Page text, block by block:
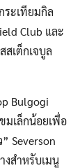
ระเทียมกิล
Club และ
สเต็กเจบูล
Bulgogi
มเล็กน้อยเพื่อ
Severson
งสำหรับเมนู